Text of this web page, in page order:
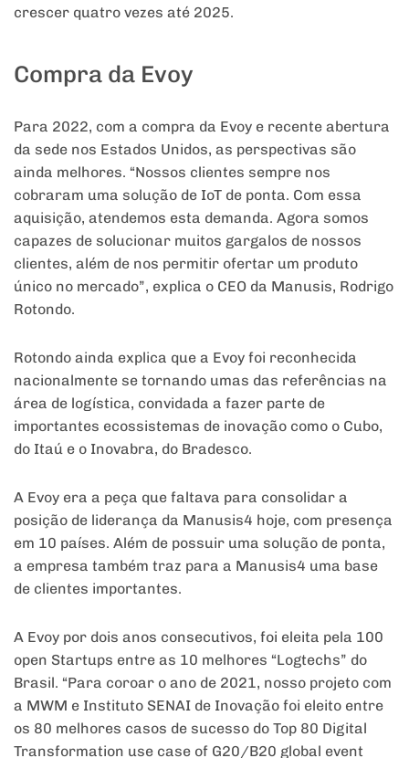
crescer quatro vezes até 2025.
Compra da Evoy
Para 2022, com a compra da Evoy e recente abertura
da sede nos Estados Unidos, as perspectivas são
ainda melhores. “Nossos clientes sempre nos
cobraram uma solução de IoT de ponta. Com essa
aquisição, atendemos esta demanda. Agora somos
capazes de solucionar muitos gargalos de nossos
clientes, além de nos permitir ofertar um produto
único no mercado”, explica o CEO da Manusis, Rodrigo
Rotondo.
Rotondo ainda explica que a Evoy foi reconhecida
nacionalmente se tornando umas das referências na
área de logística, convidada a fazer parte de
importantes ecossistemas de inovação como o Cubo,
do Itaú e o Inovabra, do Bradesco.
A Evoy era a peça que faltava para consolidar a
posição de liderança da Manusis4 hoje, com presença
em 10 países. Além de possuir uma solução de ponta,
a empresa também traz para a Manusis4 uma base
de clientes importantes.
A Evoy por dois anos consecutivos, foi eleita pela 100
open Startups entre as 10 melhores “Logtechs” do
Brasil. “Para coroar o ano de 2021, nosso projeto com
a MWM e Instituto SENAI de Inovação foi eleito entre
os 80 melhores casos de sucesso do Top 80 Digital
Transformation use case of G20/B20 global event